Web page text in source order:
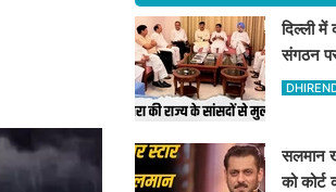
दिल्ली
संगठन
से भी की
सलमान
को कोर्ट